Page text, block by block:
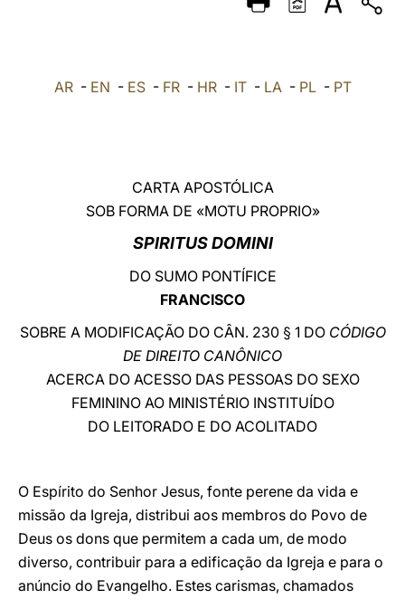
DEUTSCH
العربيّة AR- EN - ES- FR- HR- IT- LA- PL- PT
CARTA APOSTÓLICA
SOB FORMA DE «MOTU PROPRIO»
SPIRITUS DOMINI
DO SUMO PONTÍFICE
FRANCISCO
SOBRE A MODIFICAÇÃO DO CÂN. 230 § 1 DO CÓDIGO
DE DIREITO CANÔNICO
ACERCA DO ACESSO DAS PESSOAS DO SEXO
FEMININO AO MINISTÉRIO INSTITUÍDO
DO LEITORADO E DO ACOLITADO
O Espírito do Senhor Jesus, fonte perene da vida e
missão da Igreja, distribui aos membros do Povo de
Deus os dons que permitem a cada um, de modo
diverso, contribuir para a edificação da Igreja e para o
anúncio do Evangelho. Estes carismas, chamados